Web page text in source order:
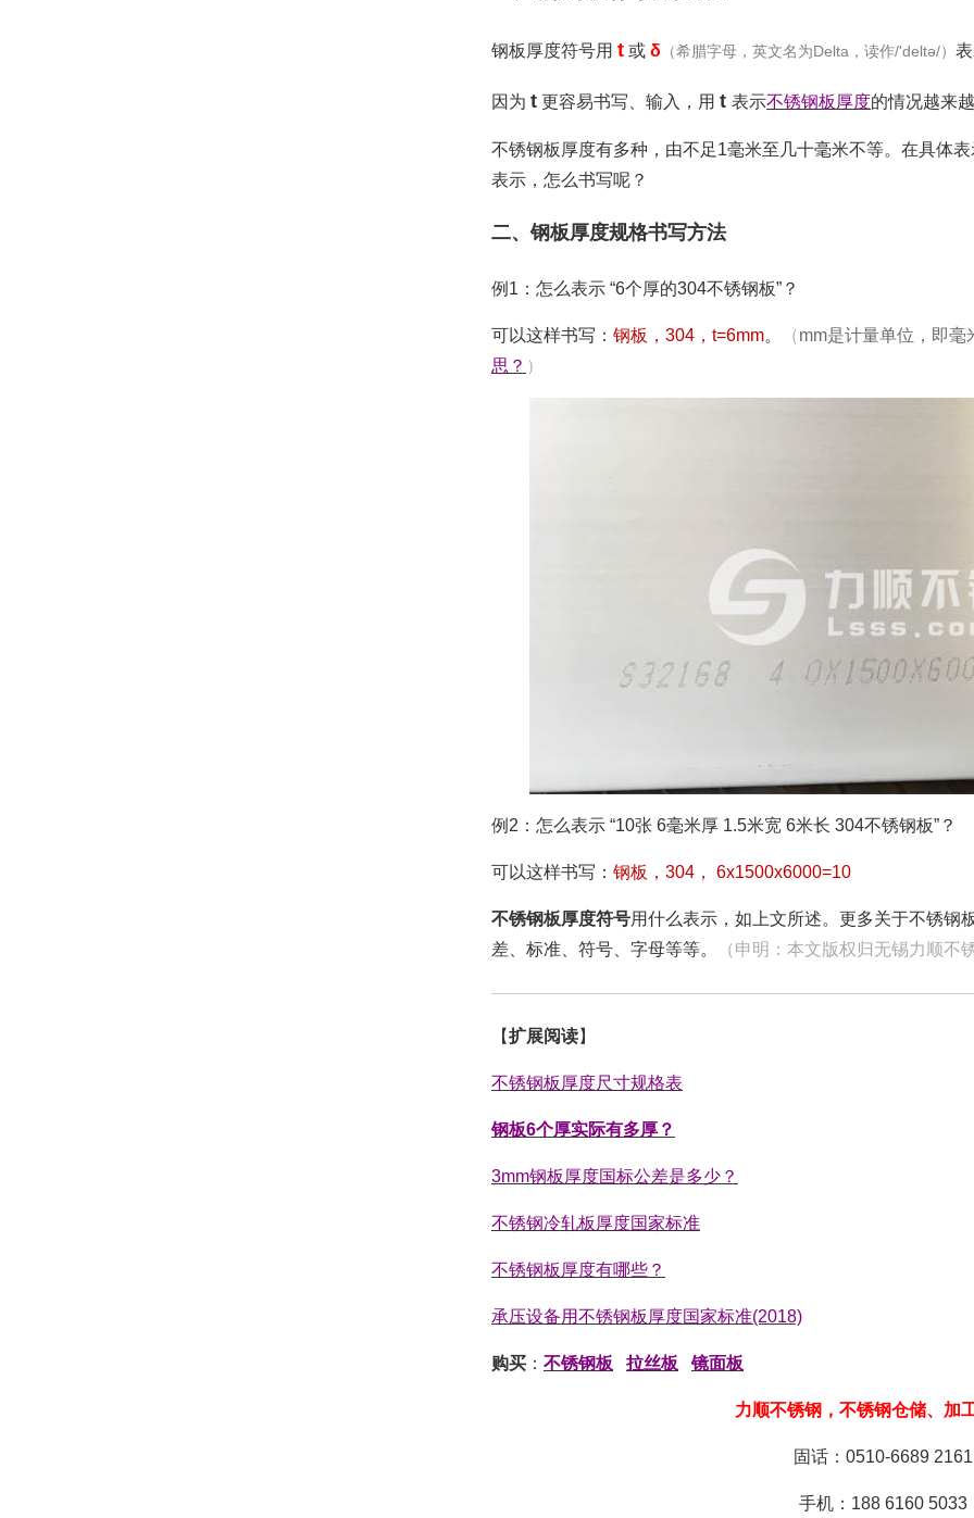
钢板厚度符号用 t 或 δ （希腊字母，英文名为Delta，读作/'deltə/）
因为 t 更容易书写、输入，用 t 表示不锈钢板厚度的情况越来
不锈钢板厚度有多种，由不足1毫米至几十毫米不等。在具体
表示，怎么书写呢？
二、钢板厚度规格书写方法
例1 ： 怎么表示 “6个厚的304不锈钢板” ？
可以这样书写： 钢板，304，t=6mm。 （mm是计量单位，即毫
思？ ）
例2 ： 怎么表示 “10张 6毫米厚 1.5米宽 6米长 304不锈钢板” ？
可以这样书写： 钢板，304， 6x1500x6000=10
不锈钢板厚度符号用什么表示，如上文所述。更多关于不锈钢
差、标准、符号、字母等等。 （申明：本文版权归无锡力顺不
【扩展阅读】
不锈钢板厚度尺寸规格表
钢板6个厚实际有多厚？
3mm钢板厚度国标公差是多少？
不锈钢冷轧板厚度国家标准
不锈钢板厚度有哪些？
承压设备用不锈钢板厚度国家标准(2018)
购买 ： 不锈钢板 拉丝板 镜面板
力顺不锈钢，不锈钢仓储、加
固话：0510-6689 2161
手机：188 6160 5033